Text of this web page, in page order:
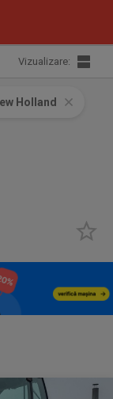
Vizualizare:
Holland